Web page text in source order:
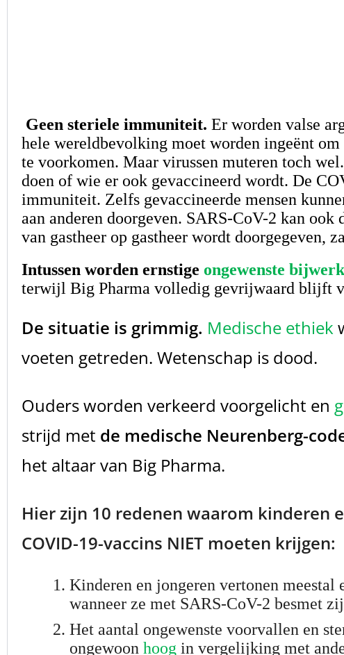
Geen steriele immuniteit. Er worden valse
hele wereldbevolking moet worden ingeënt
te voorkomen. Maar virussen muteren toch
doen of wie er ook gevaccineerd wordt. De
immuniteit. Zelfs gevaccineerde mensen
aan anderen doorgeven. SARS-CoV-2 kan
van gastheer op gastheer wordt doorgegeven,
Intussen worden ernstige ongewenste
terwijl Big Pharma volledig gevrijwaard blijft
De situatie is grimmig. Medische ethiek
voeten getreden. Wetenschap is dood.
Ouders worden verkeerd voorgelicht en
strijd met de medische Neurenberg-
het altaar van Big Pharma.
Hier zijn 10 redenen waarom kinderen
COVID-19-vaccins NIET moeten krijgen:
1. Kinderen en jongeren vertonen meestal
wanneer ze met SARS-CoV-2 besmet
2. Het aantal ongewenste voorvallen en
ongewoon hoog in vergelijking met